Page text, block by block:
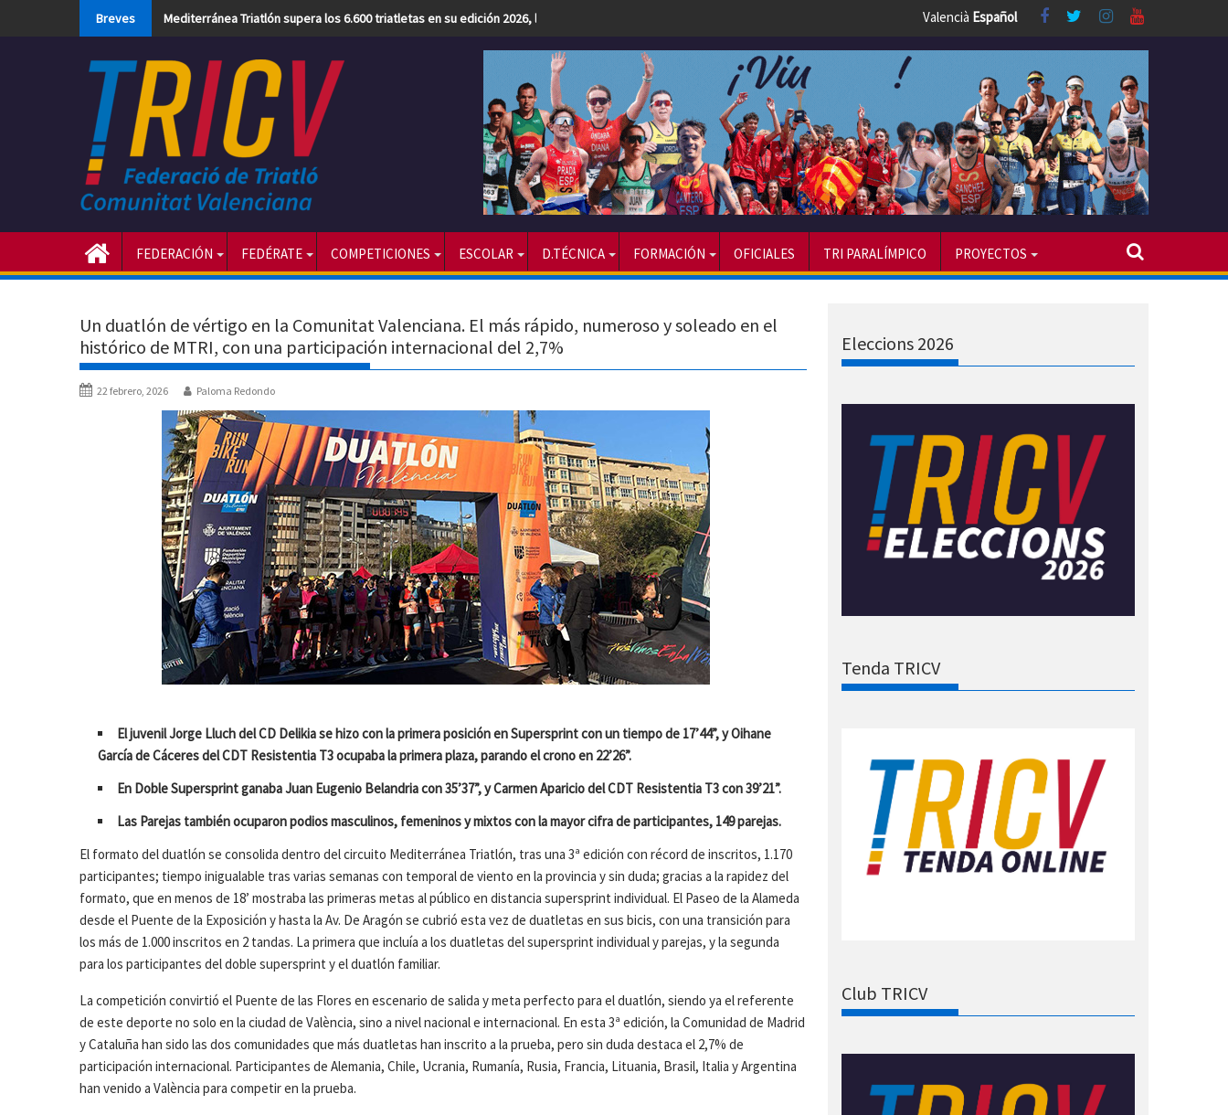
Breves Mediterránea Triatlón supera los 6.600 triatletas en su edición 2026, la más numerosa hasta la fecha Valencià Español
FEDERACIÓN FEDÉRATE COMPETICIONES ESCOLAR D.TÉCNICA FORMACIÓN OFICIALES TRI PARALÍMPICO PROYECTOS
Un duatlón de vértigo en la Comunitat Valenciana. El más rápido, numeroso y soleado en el
histórico de MTRI, con una participación internacional del 2,7%
22 febrero, 2026 Paloma Redondo
El juvenil Jorge Lluch del CD Delikia se hizo con la primera posición en Supersprint con un tiempo de 17’44”, y Oihane
García de Cáceres del CDT Resistentia T3 ocupaba la primera plaza, parando el crono en 22’26”.
En Doble Supersprint ganaba Juan Eugenio Belandria con 35’37”, y Carmen Aparicio del CDT Resistentia T3 con 39’21”.
Las Parejas también ocuparon podios masculinos, femeninos y mixtos con la mayor cifra de participantes, 149 parejas.
El formato del duatlón se consolida dentro del circuito Mediterránea Triatlón, tras una 3ª edición con récord de inscritos, 1.170
participantes; tiempo inigualable tras varias semanas con temporal de viento en la provincia y sin duda; gracias a la rapidez del
formato, que en menos de 18’ mostraba las primeras metas al público en distancia supersprint individual. El Paseo de la Alameda
desde el Puente de la Exposición y hasta la Av. De Aragón se cubrió esta vez de duatletas en sus bicis, con una transición para
los más de 1.000 inscritos en 2 tandas. La primera que incluía a los duatletas del supersprint individual y parejas, y la segunda
para los participantes del doble supersprint y el duatlón familiar.
La competición convirtió el Puente de las Flores en escenario de salida y meta perfecto para el duatlón, siendo ya el referente
de este deporte no solo en la ciudad de València, sino a nivel nacional e internacional. En esta 3ª edición, la Comunidad de Madrid
y Cataluña han sido las dos comunidades que más duatletas han inscrito a la prueba, pero sin duda destaca el 2,7% de
participación internacional. Participantes de Alemania, Chile, Ucrania, Rumanía, Rusia, Francia, Lituania, Brasil, Italia y Argentina
han venido a València para competir en la prueba.
Eleccions 2026
Tenda TRICV
Club TRICV